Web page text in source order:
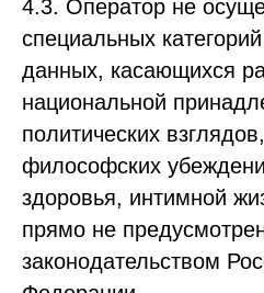
4.3. Оператор не
специальных
данных, касающихся
национальной
политических
философских
здоровья, интимной
прямо не
законодательством